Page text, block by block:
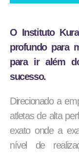
O Instituto
profundo para
para ir além
sucesso.
Direcionado a
atletas de alta
exato onde a
nível de